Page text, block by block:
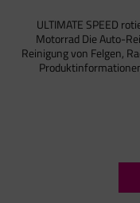
ULTIMATE SPEED
Motorrad Die Auto-
Reinigung von Felgen,